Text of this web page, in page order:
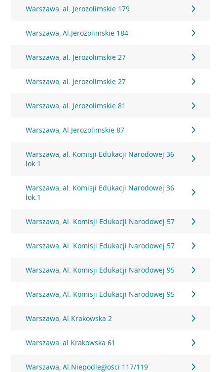
Warszawa, al. Jerozolimskie 179
Warszawa, Al.Jerozolimskie 184
Warszawa, al. Jerozolimskie 27
Warszawa, al. Jerozolimskie 27
Warszawa, al. Jerozolimskie 81
Warszawa, Al.Jerozolimskie 87
Warszawa, al. Komisji Edukacji Narodowej 36
lok.1
Warszawa, al. Komisji Edukacji Narodowej 36
lok.1
Warszawa, Al. Komisji Edukacji Narodowej 57
Warszawa, Al. Komisji Edukacji Narodowej 57
Warszawa, Al. Komisji Edukacji Narodowej 95
Warszawa, Al. Komisji Edukacji Narodowej 95
Warszawa, Al.Krakowska 2
Warszawa, al.Krakowska 61
Warszawa, Al.Niepodległości 117/119